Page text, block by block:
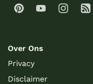
Over Ons
Privacy
Disclaimer